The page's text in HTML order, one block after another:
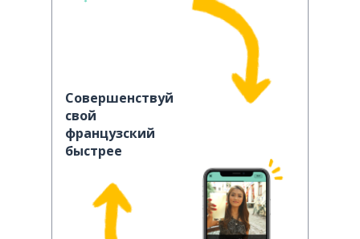
Совершенствуй
свой
французский
быстрее